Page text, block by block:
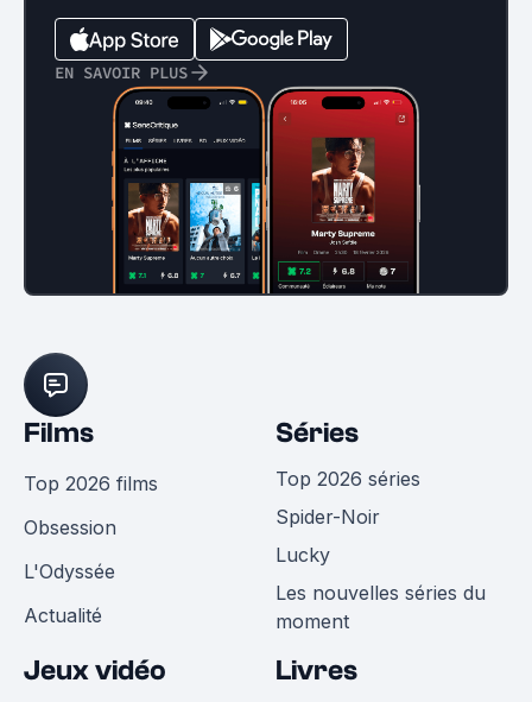
EN SAVOIR PLUS
Films
Top 2026 films
Obsession
L'Odyssée
Actualité
Séries
Top 2026 séries
Spider-Noir
Lucky
Les nouvelles séries du
moment
Jeux vidéo Livres